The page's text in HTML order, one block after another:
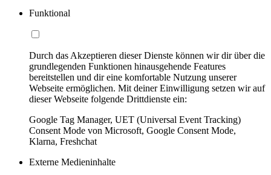
Funktional
Durch das Akzeptieren dieser Dienste können wir dir über die
grundlegenden Funktionen hinausgehende Features
bereitstellen und dir eine komfortable Nutzung unserer
Webseite ermöglichen. Mit deiner Einwilligung setzen wir auf
dieser Webseite folgende Drittdienste ein:
Google Tag Manager, UET (Universal Event Tracking)
Consent Mode von Microsoft, Google Consent Mode,
Klarna, Freshchat
Externe Medieninhalte